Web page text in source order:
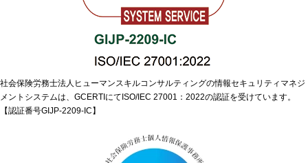
社会保険労務士法人ヒューマンスキルコンサルティングの情報セキュリティマネジ
メントシステムは、GCERTIにてISO/IEC 27001：2022の認証を受けています。
【認証番号GIJP-2209-IC】